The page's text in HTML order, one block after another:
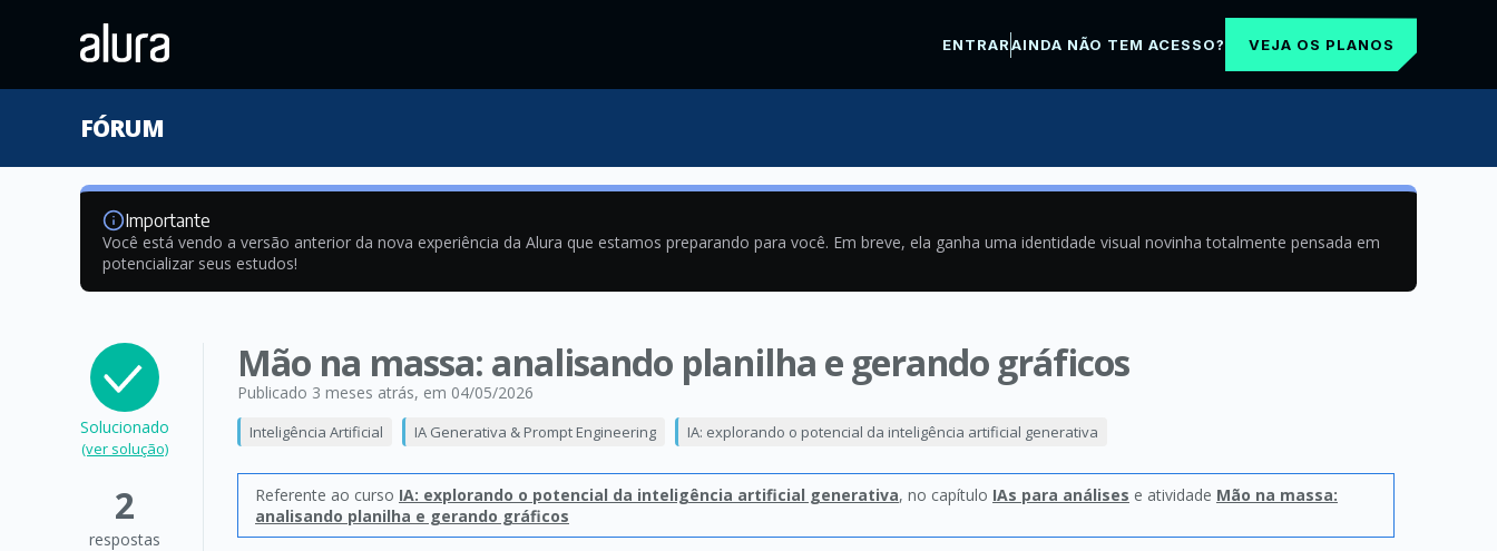
ENTRARAINDA NÃO TEM ACESSO? VEJA OS PLANOS
FÓRUM
Importante
Você está vendo a versão anterior da nova experiência da Alura que estamos preparando para você. Em breve, ela ganha uma identidade visual novinha totalmente pensada em
potencializar seus estudos!
Solucionado
(ver solução)
2
respostas
Mão na massa: analisando planilha e gerando gráficos
Publicado 3 meses atrás, em 04/05/2026
Inteligência Artificial IA Generativa & Prompt Engineering IA: explorando o potencial da inteligência artificial generativa
Referente ao curso IA: explorando o potencial da inteligência artificial generativa, no capítulo IAs para análises e atividade Mão na massa:
analisando planilha e gerando gráficos